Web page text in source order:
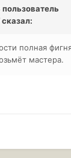
сказал:
полная
мастера.